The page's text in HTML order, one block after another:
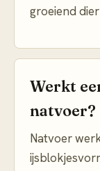
groeiend
Werkt
natvoer?
Natvoer